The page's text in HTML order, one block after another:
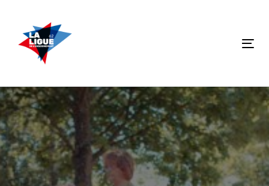
to
primary
navigation
to
content